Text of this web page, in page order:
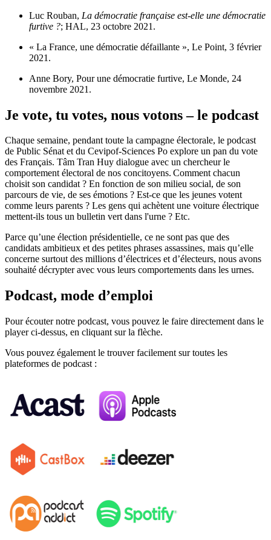
Luc Rouban, La démocratie française est-elle une démocratie
furtive ?; HAL, 23 octobre 2021.
« La France, une démocratie défaillante », Le Point, 3 février
2021.
Anne Bory, Pour une démocratie furtive, Le Monde, 24
novembre 2021.
Je vote, tu votes, nous votons – le podcast
Chaque semaine, pendant toute la campagne électorale, le podcast
de Public Sénat et du Cevipof-Sciences Po explore un pan du vote
des Français. Tâm Tran Huy dialogue avec un chercheur le
comportement électoral de nos concitoyens. Comment chacun
choisit son candidat ? En fonction de son milieu social, de son
parcours de vie, de ses émotions ? Est-ce que les jeunes votent
comme leurs parents ? Les gens qui achètent une voiture électrique
mettent-ils tous un bulletin vert dans l'urne ? Etc.
Parce qu’une élection présidentielle, ce ne sont pas que des
candidats ambitieux et des petites phrases assassines, mais qu’elle
concerne surtout des millions d’électrices et d’électeurs, nous avons
souhaité décrypter avec vous leurs comportements dans les urnes.
Podcast, mode d’emploi
Pour écouter notre podcast, vous pouvez le faire directement dans le
player ci-dessus, en cliquant sur la flèche.
Vous pouvez également le trouver facilement sur toutes les
plateformes de podcast :